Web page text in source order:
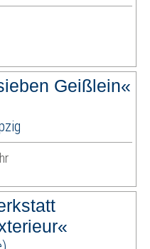
Geißlein«